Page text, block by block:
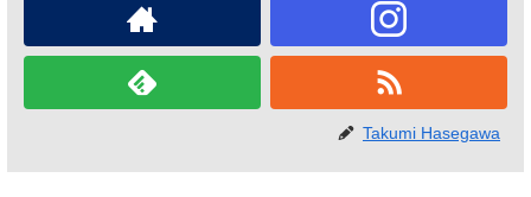
Takumi Hasegawa